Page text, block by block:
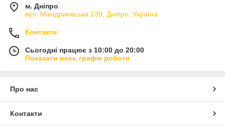
м. Дніпро
вул. Мандриківська 139, Дніпро, Україна
Контакти
Сьогодні працює з 10:00 до 20:00
Показати весь графік роботи
Про нас
Контакти